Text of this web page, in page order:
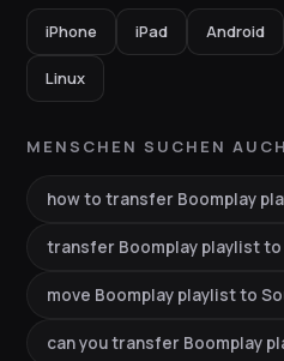
iPhone iPad Android
Linux
MENSCHEN SUCHEN
how to transfer Boomplay
transfer Boomplay playlist to
move Boomplay playlist to
can you transfer Boomplay